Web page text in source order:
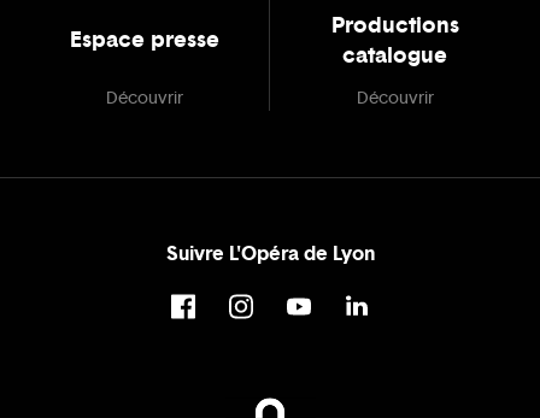
Espace presse
Découvrir
Productions
catalogue
Découvrir
Suivre L'Opéra de Lyon